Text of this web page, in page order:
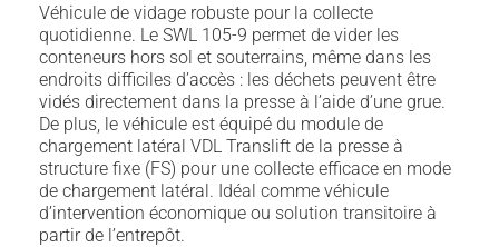
Véhicule de vidage robuste pour la collecte
quotidienne. Le SWL 105-9 permet de vider les
conteneurs hors sol et souterrains, même dans les
endroits difficiles d’accès : les déchets peuvent être
vidés directement dans la presse à l’aide d’une grue.
De plus, le véhicule est équipé du module de
chargement latéral VDL Translift de la presse à
structure fixe (FS) pour une collecte efficace en mode
de chargement latéral. Idéal comme véhicule
d’intervention économique ou solution transitoire à
partir de l’entrepôt.